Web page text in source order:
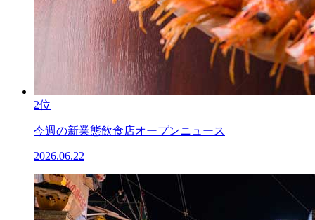
2位
今週の新業態飲食店オープンニュース
2026.06.22